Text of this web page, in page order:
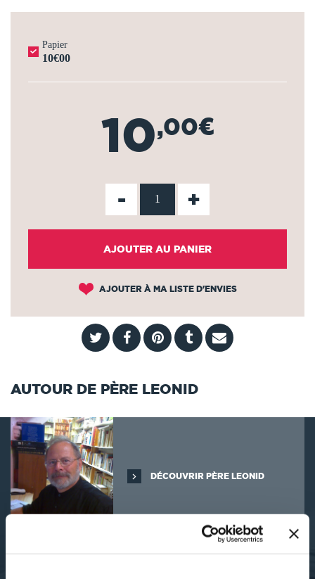
Papier
10€00
10,00€
- +
AJOUTER AU PANIER
AJOUTER À MA LISTE D'ENVIES
AUTOUR DE PÈRE LEONID
DÉCOUVRIR PÈRE LEONID